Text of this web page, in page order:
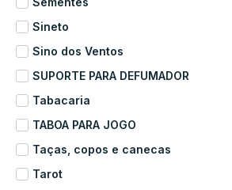
Sineto
Sino dos Ventos
SUPORTE PARA DEFUMADOR
Tabacaria
TABOA PARA JOGO
Taças, copos e canecas
Tarot